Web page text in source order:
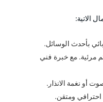
الاتية:
بأحدث الوسائل.
مرئية. مع خبرة فني
أو نغمة الانذار.